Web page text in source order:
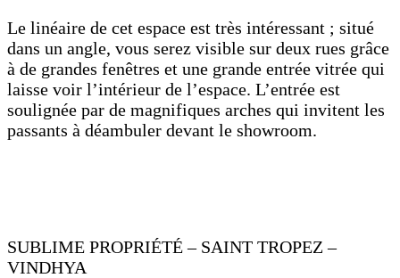
Le linéaire de cet espace est très intéressant ; situé
dans un angle, vous serez visible sur deux rues grâce
à de grandes fenêtres et une grande entrée vitrée qui
laisse voir l’intérieur de l’espace. L’entrée est
soulignée par de magnifiques arches qui invitent les
passants à déambuler devant le showroom.
SUBLIME PROPRIÉTÉ – SAINT TROPEZ –
VINDHYA